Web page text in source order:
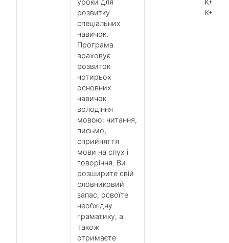
уроки для
розвитку
спеціальних
навичок.
Програма
враховує
розвиток
чотирьох
основних
навичок
володіння
мовою: читання,
письмо,
сприйняття
мови на слух і
говоріння. Ви
розширите свій
словниковий
запас, освоїте
необхідну
граматику, а
також
отримаєте
K+
K+